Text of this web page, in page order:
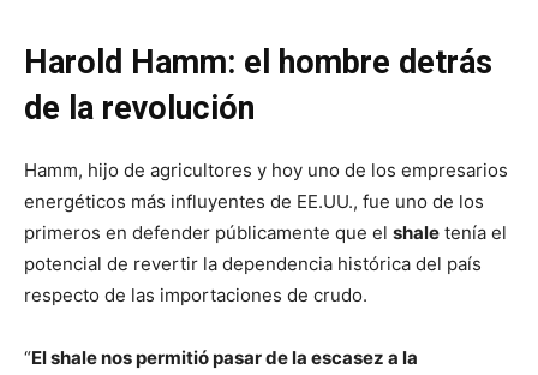
Harold Hamm: el hombre detrás
de la revolución
Hamm, hijo de agricultores y hoy uno de los empresarios
energéticos más influyentes de EE.UU., fue uno de los
primeros en defender públicamente que el shale tenía el
potencial de revertir la dependencia histórica del país
respecto de las importaciones de crudo.
“El shale nos permitió pasar de la escasez a la